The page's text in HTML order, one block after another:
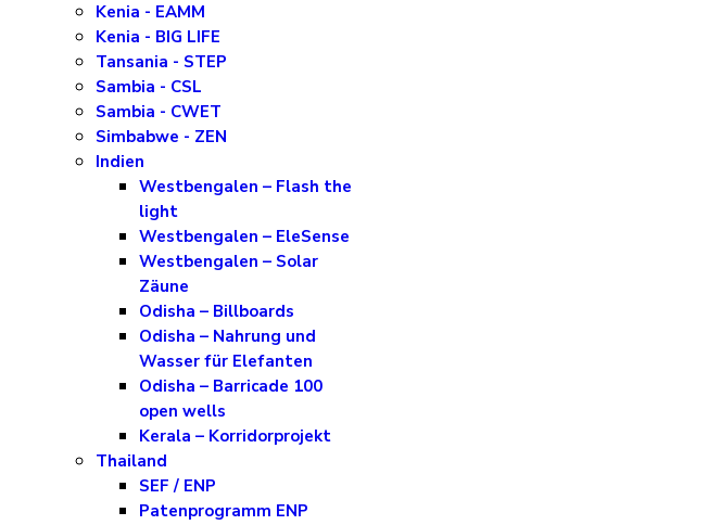
Kenia - EAMM
Kenia - BIG LIFE
Tansania - STEP
Sambia - CSL
Sambia - CWET
Simbabwe - ZEN
Indien
Westbengalen – Flash the
light
Westbengalen – EleSense
Westbengalen – Solar
Zäune
Odisha – Billboards
Odisha – Nahrung und
Wasser für Elefanten
Odisha – Barricade 100
open wells
Kerala – Korridorprojekt
Thailand
SEF / ENP
Patenprogramm ENP